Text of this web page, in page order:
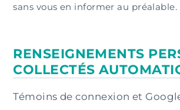
sans vous en informer au préalable.
RENSEIGNEMENTS
COLLECTÉS
Témoins de connexion et